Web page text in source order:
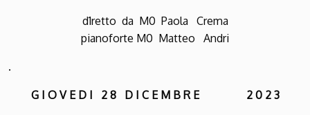
d1retto da M0 Paola Crema
pianoforte M0 Matteo Andri
.
G I O V E D I 2 8 D I C E M B R E 2 0 2 3